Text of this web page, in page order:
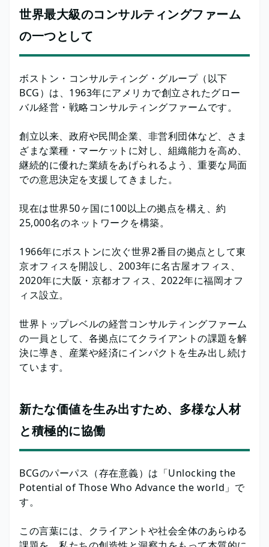
世界最大級のコンサルティングファーム
の一つとして
ボストン・コンサルティング・グループ（以下
BCG）は、1963年にアメリカで創立されたグロー
バル経営・戦略コンサルティングファームです。
創立以来、政府や民間企業、非営利団体など、さま
ざまな業種・マーケットに対し、組織能力を高め、
継続的に優れた業績をあげられるよう、重要な局面
での意思決定を支援してきました。
現在は世界50ヶ国に100以上の拠点を構え、約
25,000名のネットワークを構築。
1966年にボストンに次ぐ世界2番目の拠点として東
京オフィスを開設し、2003年に名古屋オフィス、
2020年に大阪・京都オフィス、2022年に福岡オフ
ィス設立。
世界トップレベルの経営コンサルティングファーム
の一員として、各拠点にてクライアントの課題を解
決に導き、産業や経済にインパクトを生み出し続け
ています。
新たな価値を生み出すため、多様な人材
と積極的に協働
BCGのパーパス（存在意義）は「Unlocking the
Potential of Those Who Advance the world」で
す。
この言葉には、クライアントや社会全体のあらゆる